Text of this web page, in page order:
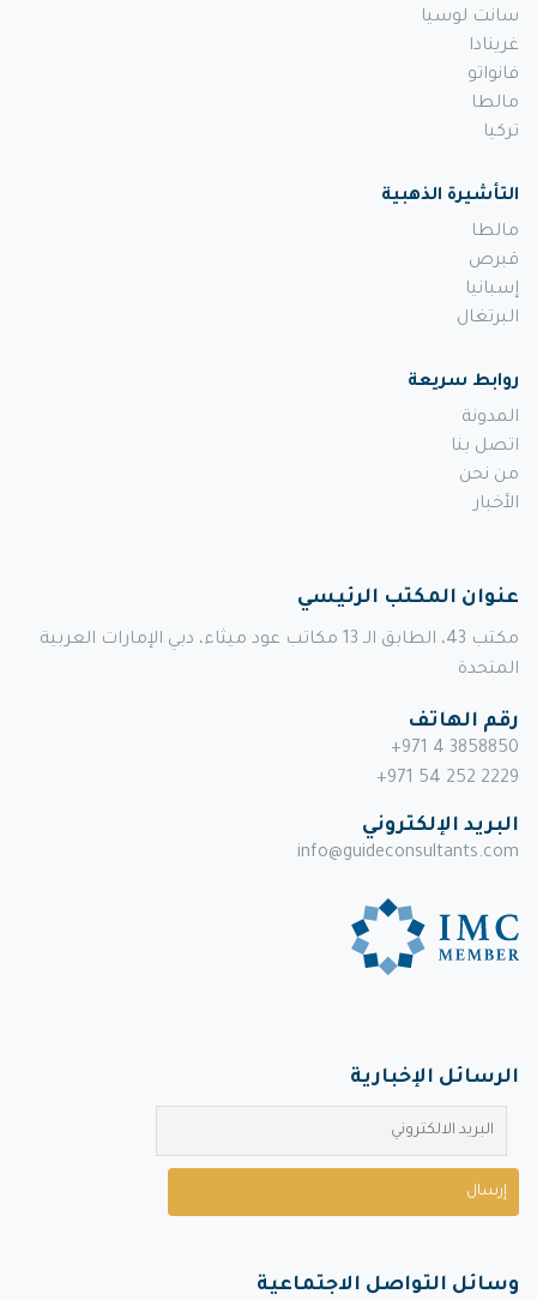
سانت لوسيا
غرينادا
فانواتو
مالطا
تركيا
التأشيرة الذهبية
مالطا
قبرص
إسبانيا
البرتغال
روابط سريعة
المدونة
اتصل بنا
من نحن
الأخبار
عنوان المكتب الرئيسي
مكتب 43، الطابق الـ 13 مكاتب عود ميثاء، دبي الإمارات العربية
المتحدة
رقم الهاتف
+971 4 3858850
+971 54 252 2229
البريد الإلكتروني
info@guideconsultants.com
الرسائل الإخبارية
وسائل التواصل الاجتماعية